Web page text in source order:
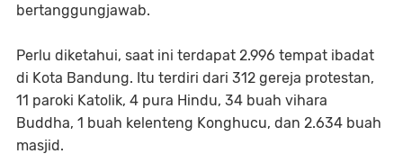
bertanggungjawab.
Perlu diketahui, saat ini terdapat 2.996 tempat ibadat
di Kota Bandung. Itu terdiri dari 312 gereja protestan,
11 paroki Katolik, 4 pura Hindu, 34 buah vihara
Buddha, 1 buah kelenteng Konghucu, dan 2.634 buah
masjid.